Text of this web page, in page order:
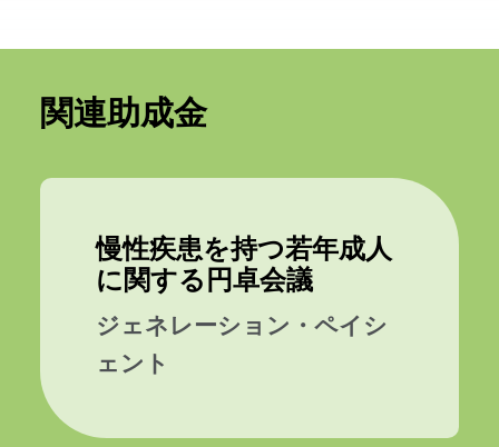
関連助成金
慢性疾患を持つ若年成人
に関する円卓会議
ジェネレーション・ペイシ
ェント